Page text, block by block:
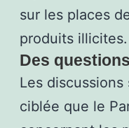
sur les places
produits illicites.
Des
Les
ciblée que le